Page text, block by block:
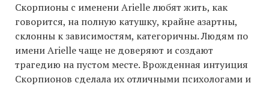
Скорпионы с именени Arielle любят жить, как
говорится, на полную катушку, крайне азартны,
склонны к зависимостям, категоричны. Людям по
имени Arielle чаще не доверяют и создают
трагедию на пустом месте. Врожденная интуиция
Скорпионов сделала их отличными психологами и